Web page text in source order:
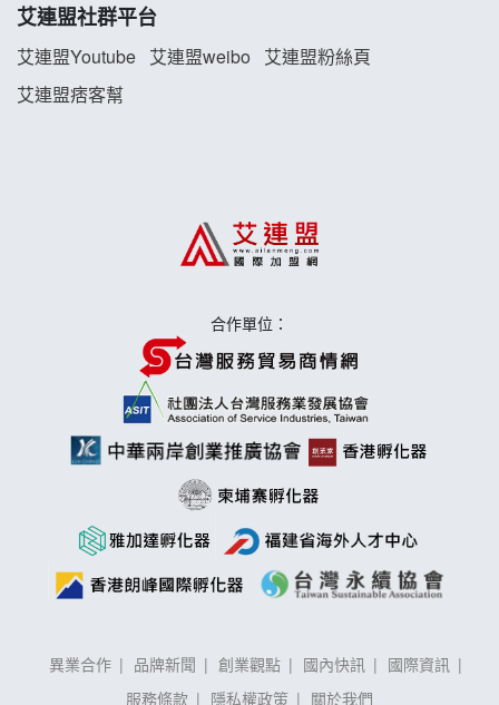
艾連盟社群平台
艾連盟Youtube 艾連盟weibo
艾連盟粉絲頁
艾連盟痞客幫
合作單位：
異業合作 品牌新聞 創業觀點 國內快訊
國際資訊
服務條款
隱私權政策 關於我們